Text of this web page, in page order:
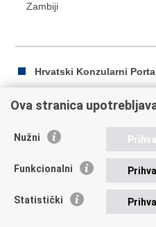
Zambiji
Hrvatski Konzularni
Ispiši
Podijeli
Facebooku
Twitteru
Republika Hrvatska
Trg N.Š. Zrinskog 7-8, 10000
Ova stranica
Nužni
Funkcionalni
Statistički